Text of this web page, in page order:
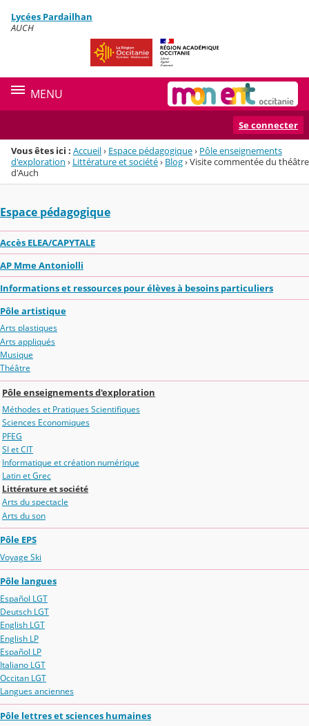
Menu de la rubrique
Contenu
Lycées Pardailhan
AUCH
MENU
Se connecter
Vous êtes ici : Accueil› Espace pédagogique› Pôle enseignements
d'exploration › Littérature et société› Blog›Visite commentée du théâtre
d'Auch
Espace pédagogique
Accès ELEA/CAPYTALE
AP Mme Antoniolli
Informations et ressources pour élèves à besoins particuliers
Pôle artistique
Arts plastiques
Arts appliqués
Musique
Théâtre
Pôle enseignements d'exploration
Méthodes et Pratiques Scientifiques
Sciences Economiques
PFEG
SI et CIT
Informatique et création numérique
Latin et Grec
Littérature et société
Arts du spectacle
Arts du son
Pôle EPS
Voyage Ski
Pôle langues
Español LGT
Deutsch LGT
English LGT
English LP
Español LP
Italiano LGT
Occitan LGT
Langues anciennes
Pôle lettres et sciences humaines